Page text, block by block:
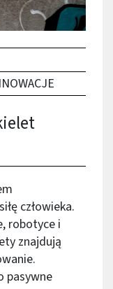
człowieka.
robotyce i
znajdują
pasywne